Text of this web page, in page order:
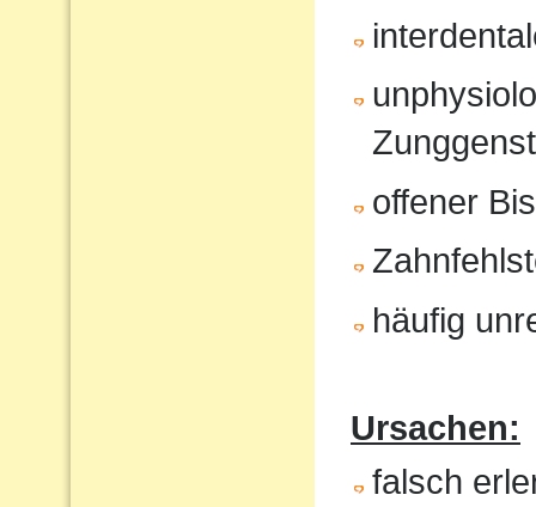
offener
häufig
Ursachen:
falsch